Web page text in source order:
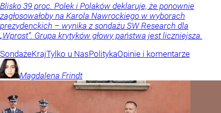
Blisko 39 proc. Polek i Polaków deklaruje, że ponownie
zagłosowałoby na Karola Nawrockiego w wyborach
prezydenckich – wynika z sondażu SW Research dla
„Wprost”. Grupa krytyków głowy państwa jest liczniejsza.
SondażeKrajTylko u NasPolitykaOpinie i komentarze
Magdalena Frindt